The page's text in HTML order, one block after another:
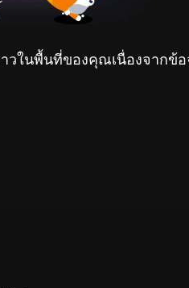
วในพื้นที่ของคุณเนื่องจากข้